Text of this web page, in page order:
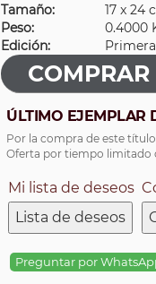
Tamaño:
17 x 24
Peso:
0.4000
Edición:
Primera
ÚLTIMO EJEMPLAR
Por la compra de este
Oferta por tiempo limitado
Mi lista de deseos
Lista de deseos
Preguntar por